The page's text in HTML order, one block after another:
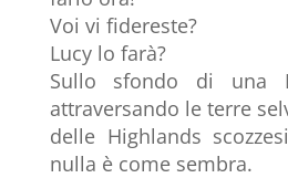
Voi vi fidereste?
Lucy lo farà?
Sullo sfondo di una
attraversando le terre
delle Highlands
nulla è come sembra.